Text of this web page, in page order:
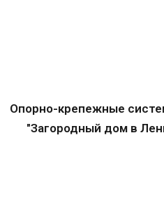
Опорно-крепежные
"Загородный дом в